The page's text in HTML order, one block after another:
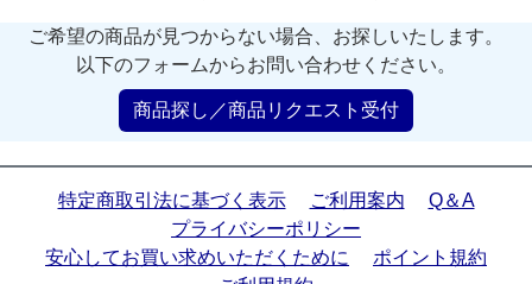
ご希望の商品が見つからない場合、お探しいたします。
以下のフォームからお問い合わせください。
商品探し／商品リクエスト受付
特定商取引法に基づく表示 ご利用案内
Q＆A
プライバシーポリシー
安心してお買い求めいただくために
ポイント規約